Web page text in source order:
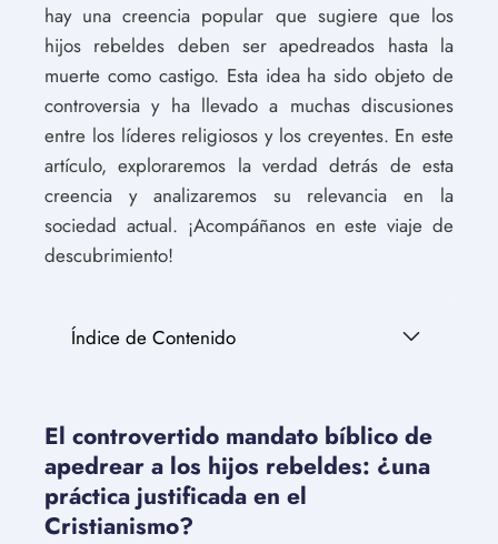
hay una creencia popular que sugiere que los
hijos rebeldes deben ser apedreados hasta la
muerte como castigo. Esta idea ha sido objeto de
controversia y ha llevado a muchas discusiones
entre los líderes religiosos y los creyentes. En este
artículo, exploraremos la verdad detrás de esta
creencia y analizaremos su relevancia en la
sociedad actual. ¡Acompáñanos en este viaje de
descubrimiento!
Índice de Contenido
El controvertido mandato bíblico de
apedrear a los hijos rebeldes: ¿una
práctica justificada en el
Cristianismo?